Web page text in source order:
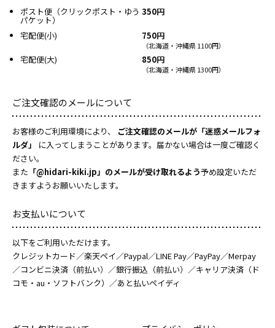
ポスト便（クリックポスト・ゆう
パケット）
350円
宅配便(小) 750円
（北海道・沖縄県 1100円）
宅配便(大) 850円
（北海道・沖縄県 1300円）
ご注文確認のメールについて
お客様のご利用環境により、
ご注文確認のメールが「迷惑メールフォ
ルダ」
に入ってしまうことがあります。届かない場合は一度ご確認く
ださい。
また 「@hidari-kiki.jp」のメールが受け取れるよう予め設定いただ
きますようお願いいたします。
お支払いについて
以下をご利用いただけます。
クレジットカード／楽天ペイ／Paypal／LINE Pay／PayPay／Merpay
／コンビニ決済（前払い）／銀行振込（前払い）／キャリア決済（ド
コモ・au・ソフトバンク）／あと払いペイディ